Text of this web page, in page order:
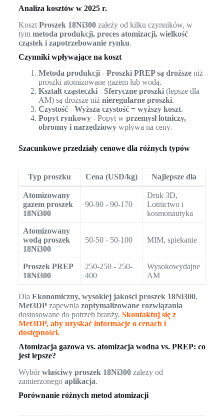
Analiza kosztów w 2025 r.
Koszt Proszek 18Ni300zależy od kilku czynników, w
tym metoda produkcji, proces atomizacji, wielkość
cząstek i zapotrzebowanie rynku.
Czynniki wpływające na koszt
Metoda produkcji- Proszki PREP są droższeniż
proszki atomizowane gazem lub wodą.
Kształt cząsteczki- Sferyczne proszki(lepsze dla
AM) są droższe niż nieregularne proszki.
Czystość- Wyższa czystość = wyższy koszt.
Popyt rynkowy- Popyt w przemysł lotniczy,
obronny i narzędziowywpływa na ceny.
Szacunkowe przedziały cenowe dla różnych typów
Typ proszku Cena (USD/kg) Najlepsze dla
Atomizowany
gazem proszek
18Ni300
90-90 - 90-170
Druk 3D,
Lotnictwo i
kosmonautyka
Atomizowany
wodą proszek
18Ni300
50-50 - 50-100 MIM, spiekanie
Proszek PREP
18Ni300
250-250 - 250-
400
Wysokowydajne
AM
Dla Ekonomiczny, wysokiej jakości proszek 18Ni300,
Met3DPzapewnia zoptymalizowane rozwiązania
dostosowane do potrzeb branży. Skontaktuj się z
Met3DP, aby uzyskać informacje o cenach i
dostępności.
Atomizacja gazowa vs. atomizacja wodna vs. PREP: co
jest lepsze?
Wybórwłaściwy proszek 18Ni300zależy od
zamierzonego aplikacja.
Porównanie różnych metod atomizacji